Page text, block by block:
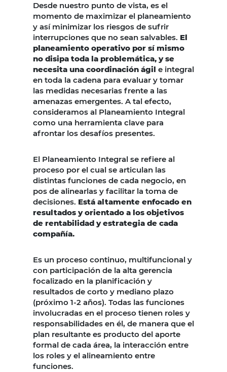
Desde nuestro punto de vista, es el
momento de maximizar el planeamiento
y así minimizar los riesgos de sufrir
interrupciones que no sean salvables. El
planeamiento operativo por sí mismo
no disipa toda la problemática, y se
necesita una coordinación ágil e integral
en toda la cadena para evaluar y tomar
las medidas necesarias frente a las
amenazas emergentes. A tal efecto,
consideramos al Planeamiento Integral
como una herramienta clave para
afrontar los desafíos presentes.
El Planeamiento Integral se refiere al
proceso por el cual se articulan las
distintas funciones de cada negocio, en
pos de alinearlas y facilitar la toma de
decisiones. Está altamente enfocado en
resultados y orientado a los objetivos
de rentabilidad y estrategia de cada
compañía.
Es un proceso continuo, multifuncional y
con participación de la alta gerencia
focalizado en la planificación y
resultados de corto y mediano plazo
(próximo 1-2 años). Todas las funciones
involucradas en el proceso tienen roles y
responsabilidades en él, de manera que el
plan resultante es producto del aporte
formal de cada área, la interacción entre
los roles y el alineamiento entre
funciones.